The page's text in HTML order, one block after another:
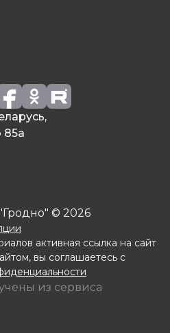
85а
© 2026
активная ссылка на сайт
вы соглашаетесь с
из сервиса